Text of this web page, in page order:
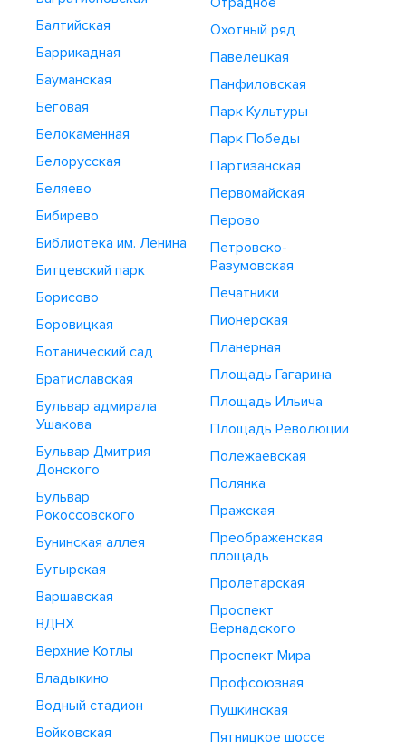
Балтийская
Баррикадная
Бауманская
Беговая
Белокаменная
Белорусская
Беляево
Бибирево
Библиотека им. Ленина
Битцевский парк
Борисово
Боровицкая
Ботанический сад
Братиславская
Бульвар адмирала
Ушакова
Бульвар Дмитрия
Донского
Бульвар
Рокоссовского
Бунинская аллея
Бутырская
Варшавская
ВДНХ
Верхние Котлы
Владыкино
Водный стадион
Войковская
Охотный ряд
Павелецкая
Панфиловская
Парк Культуры
Парк Победы
Партизанская
Первомайская
Перово
Петровско-
Разумовская
Печатники
Пионерская
Планерная
Площадь Гагарина
Площадь Ильича
Площадь Революции
Полежаевская
Полянка
Пражская
Преображенская
площадь
Пролетарская
Проспект
Вернадского
Проспект Мира
Профсоюзная
Пушкинская
Пятницкое шоссе